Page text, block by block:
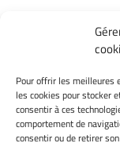
Pour offrir les meilleures
les cookies pour stocker
consentir à ces
comportement de
consentir ou de retirer
Mentions
Politique de
Déclaration
Avertissement